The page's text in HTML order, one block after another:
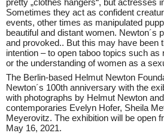
pretty „clothes hangers“, but actresses
Sometimes they act as confident
events, other times as manipulated
beautiful and distant women. Newton´s
and provoked.. But this may have been
intention – to open taboo topics such
or the understanding of women as a
The Berlin-based Helmut Newton
Newton´s 100th anniversary with the
with photographs by Helmut Newton
contemporaries Evelyn Hofer, Sheila
Meyerovitz. The exhibition will be open
May 16, 2021.